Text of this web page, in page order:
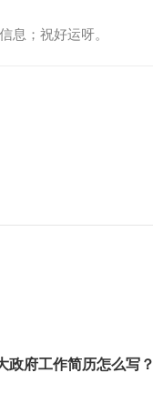
；祝好运呀。
政府工作简历怎么写？